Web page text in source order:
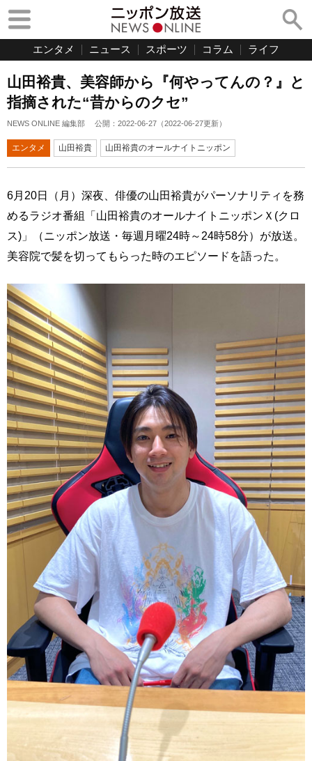
エンタメ ニュース スポーツ コラム ライフ
山田裕貴、美容師から『何やってんの？』と
指摘された“昔からのクセ”
NEWS ONLINE 編集部 公開： 2022-06-27 （2022-06-27更新）
エンタメ 山田裕貴 山田裕貴のオールナイトニッポン
6月20日（月）深夜、俳優の山田裕貴がパーソナリティを務
めるラジオ番組「山田裕貴のオールナイトニッポンＸ(クロ
ス)」（ニッポン放送・毎週月曜24時～24時58分）が放送。
美容院で髪を切ってもらった時のエピソードを語った。